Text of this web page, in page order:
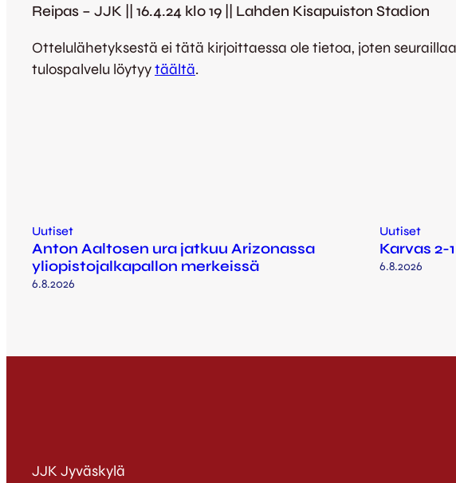
Reipas – JJK || 16.4.24 klo 19 || Lahden Kisapuiston Stadion
Ottelulähetyksestä ei tätä kirjoittaessa ole tietoa, joten
tulospalvelu löytyytäältä.
Uutiset
Anton Aaltosen ura jatkuu Arizonassa
yliopistojalkapallon merkeissä
6.8.2026
Uutiset
Karvas 2-
6.8.2026
JJK Jyväskylä